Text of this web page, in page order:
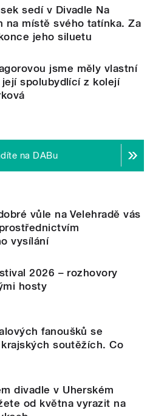
sedí v Divadle Na
na místě svého tatínka. Za
jeho siluetu
jsme měly vlastní
její spolubydlící z kolejí
na DABu
vůle na Velehradě vás
vysílání
2026 – rozhovory
hosty
fanoušků se
soutěžích. Co
divadle v Uherském
od května vyrazit na